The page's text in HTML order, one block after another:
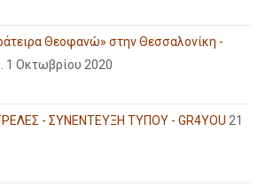
Θεοφανώ» στην Θεσσαλονίκη -
1 Οκτωβρίου 2020
- ΣΥΝΕΝΤΕΥΞΗ ΤΥΠΟΥ - GR4YOU 21